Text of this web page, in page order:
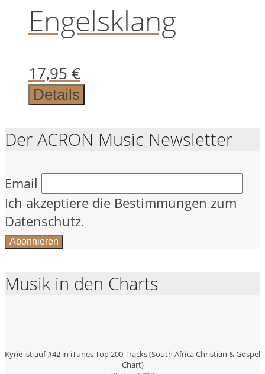
Engelsklang
17,95 €
Details
Der ACRON Music Newsletter
Email
Ich akzeptiere die Bestimmungen zum
Datenschutz.
Musik in den Charts
Kyrie ist auf #42 in iTunes Top 200 Tracks (South Africa Christian & Gospel
Chart)